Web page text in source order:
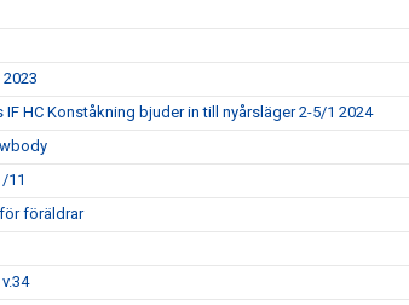
IF HC Konståkning bjuder in till nyårsläger 2-5/1 2024
11
föräldrar